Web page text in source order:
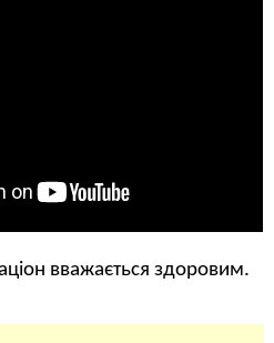
вважається здоровим.